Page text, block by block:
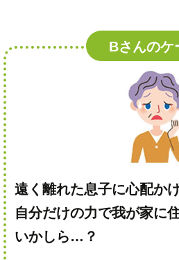
Bさんのケ
遠く離れた息子に心配か
自分だけの力で我が家に
いかしら…？